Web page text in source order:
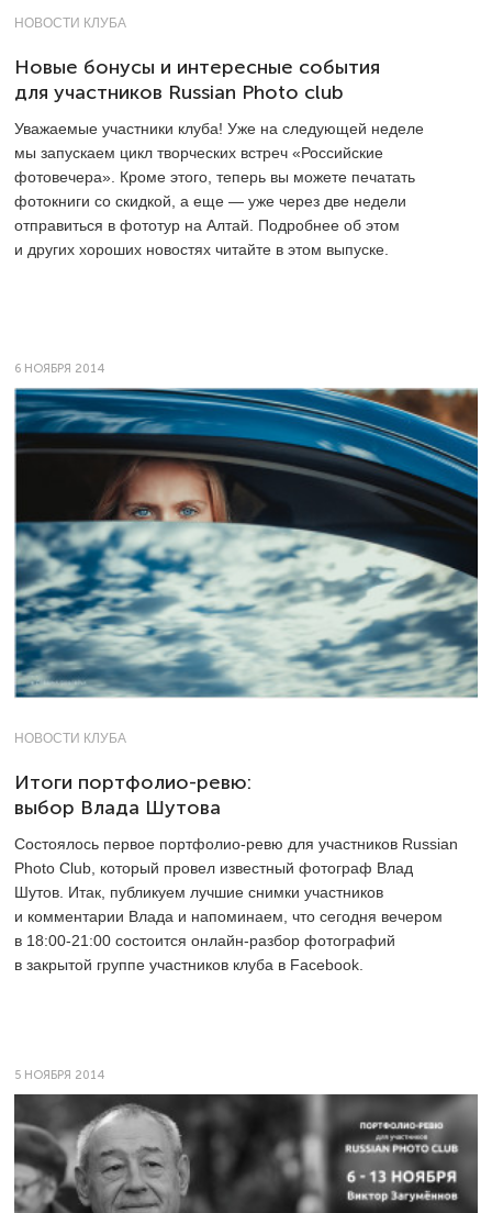
НОВОСТИ КЛУБА
Новые бонусы и интересные события
для участников Russian Photo club
Уважаемые участники клуба! Уже на следующей неделе
мы запускаем цикл творческих встреч «Российские
фотовечера». Кроме этого, теперь вы можете печатать
фотокниги со скидкой, а еще — уже через две недели
отправиться в фототур на Алтай. Подробнее об этом
и других хороших новостях читайте в этом выпуске.
6 НОЯБРЯ 2014
НОВОСТИ КЛУБА
Итоги портфолио-ревю:
выбор Влада Шутова
Состоялось первое портфолио-ревю для участников Russian
Photo Club, который провел известный фотограф Влад
Шутов. Итак, публикуем лучшие снимки участников
и комментарии Влада и напоминаем, что сегодня вечером
в 18:00-21:00 состоится онлайн-разбор фотографий
в закрытой группе участников клуба в Facebook.
5 НОЯБРЯ 2014